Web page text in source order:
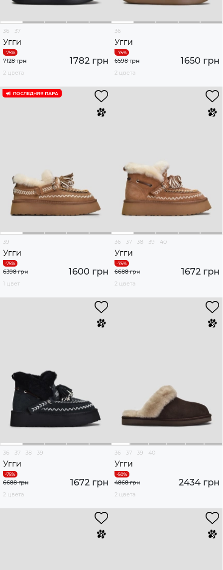
36 37
Угги
1782 грн
7128 грн
2 цвета
36
Угги
1650 грн
6598 грн
2 цвета
ПОСЛЕДНЯЯ ПАРА
39
Угги
1600 грн
6398 грн
1 цвет
36 37 38 39 40
Угги
1672 грн
6688 грн
2 цвета
36 37 38 39
Угги
1672 грн
6688 грн
2 цвета
36 37 39 40
Угги
2434 грн
4868 грн
2 цвета